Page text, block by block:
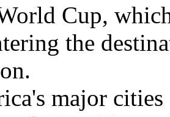
Cup,
the
major